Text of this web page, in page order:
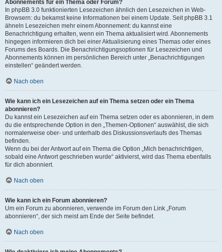
Abonnements für ein Thema oder Forum?
In phpBB 3.0 funktionierten Lesezeichen ähnlich den Lesezeichen in Web-
Browsern: du bekamst keine Informationen bei einem Update. Seit phpBB 3.1
ähneln Lesezeichen mehr einem Abonnement: du kannst eine
Benachrichtigung erhalten, wenn ein Thema aktualisiert wird. Abonnements
hingegen informieren dich bei einer Aktualisierung eines Themas oder eines
Forums des Boards. Die Benachrichtigungsoptionen für Lesezeichen und
Abonnements können im persönlichen Bereich unter „Benachrichtigungen
einstellen“ geändert werden.
Nach oben
Wie kann ich ein Lesezeichen auf ein Thema setzen oder ein Thema
abonnieren?
Du kannst ein Lesezeichen auf ein Thema setzen oder es abonnieren, in dem
du die entsprechende Option in den „Themen-Optionen“ auswählst, die sich
normalerweise ober- und unterhalb des Diskussionsverlaufs des Themas
befinden.
Wenn du bei der Antwort auf ein Thema die Option „Mich benachrichtigen,
sobald eine Antwort geschrieben wurde“ aktivierst, wird das Thema ebenfalls
für dich abonniert.
Nach oben
Wie kann ich ein Forum abonnieren?
Um ein Forum zu abonnieren, verwende im Forum den Link „Forum
abonnieren“, der sich meist am Ende der Seite befindet.
Nach oben